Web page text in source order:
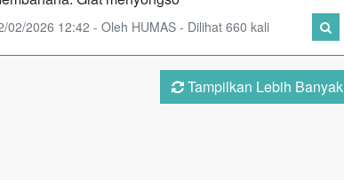
02/2026 12:42 - Oleh HUMAS - Dilihat 660 kali
Tampilkan Lebih Banyak